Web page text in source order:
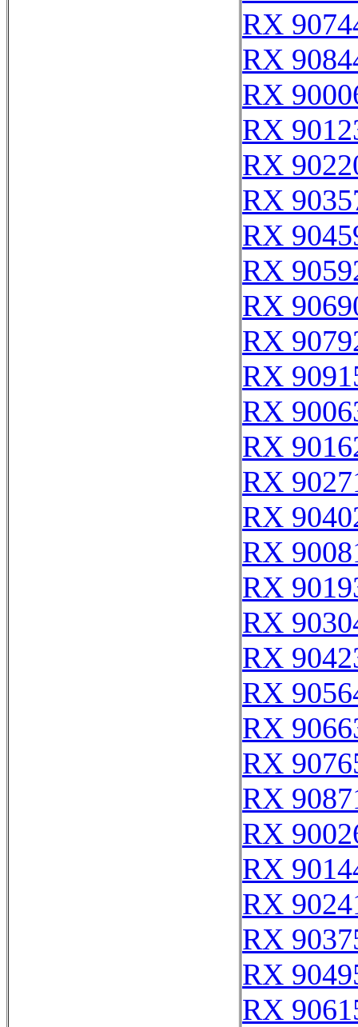
RX
RX
RX
RX
RX
RX
RX
RX
RX
RX
RX
RX
RX
RX
RX
RX
RX
RX
RX
RX
RX
RX
RX
RX
RX
RX
RX
RX
RX